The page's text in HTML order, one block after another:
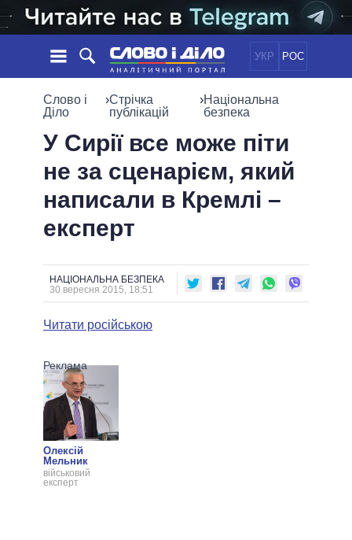
УКР РОС
НОВИНИ
СТРІЧКА
СТАТТІ
ДУМКИ
ОГЛЯДИ
СУСПІЛЬСТВО
СВІТ
ПОЛIТИКИ
УСІ ПОЛІТИКИ
ПРЕЗИДЕНТ І ОФІС
КАБІНЕТ МІНІСТРІВ
ГОЛОВИ ОБЛАДМІНІСТРАЦІЙ
МЕРИ МІСТ
ІНФОГРАФІКА
ПІДТРИМАТИ
ПОРІВНЯННЯ ПОЛІТИКІВ
Слово і
Діло
›Стрічка
публікацій
›Національна
безпека
У Сирії все може піти
не за сценарієм, який
написали в Кремлі –
експерт
НАЦІОНАЛЬНА БЕЗПЕКА
30 вересня 2015, 18:51
Читати російською
Олексій
Мельник
військовий
експерт